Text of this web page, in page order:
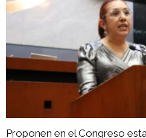
Proponen en el Congreso